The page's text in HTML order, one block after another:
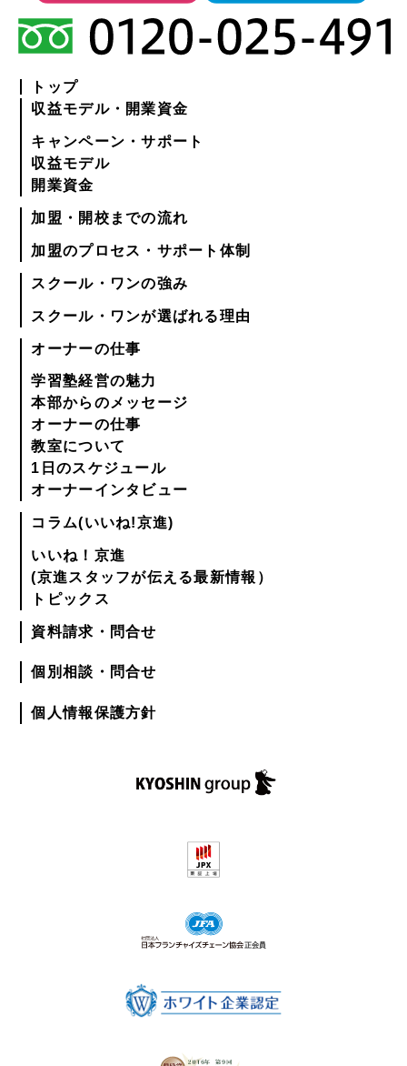
トップ
収益モデル・開業資金
キャンペーン・サポート
収益モデル
開業資金
加盟・開校までの流れ
加盟のプロセス・サポート体制
スクール・ワンの強み
スクール・ワンが選ばれる理由
オーナーの仕事
学習塾経営の魅力
本部からのメッセージ
オーナーの仕事
教室について
1日のスケジュール
オーナーインタビュー
コラム(いいね!京進)
いいね！京進
(京進スタッフが伝える最新情報）
トピックス
資料請求・問合せ
個別相談・問合せ
個人情報保護方針